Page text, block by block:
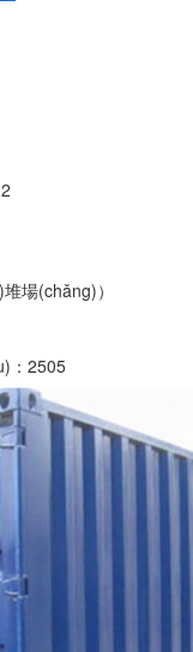
場(chǎng)）
：2505